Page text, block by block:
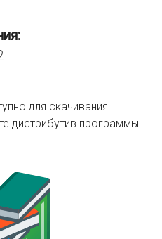
для скачивания.
дистрибутив программы.